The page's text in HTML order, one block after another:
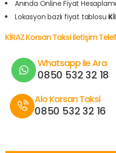
Anında Online Fiyat
Lokasyon bazlı fiyat tablosu
KİRAZ Korsan Taksi İletişim
Whatsapp ile Ara
0850 532 32 18
Alo Korsan Taksi
0850 532 32 16